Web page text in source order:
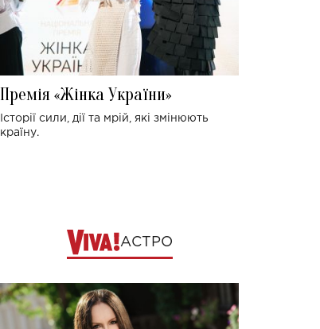
Премія «Жінка України»
Історії сили, дії та мрій, які змінюють
країну.
АСТРО